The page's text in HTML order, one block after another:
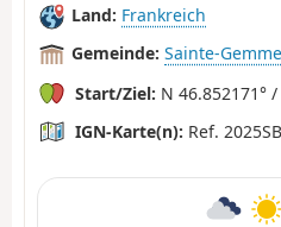
Land: Frankreich
Gemeinde: Sainte-
Start/Ziel: N 46.852171°
IGN-Karte(n): Ref. 2025SB